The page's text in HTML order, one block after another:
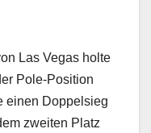
Las Vegas holte
Pole-Position
einen Doppelsieg
zweiten Platz